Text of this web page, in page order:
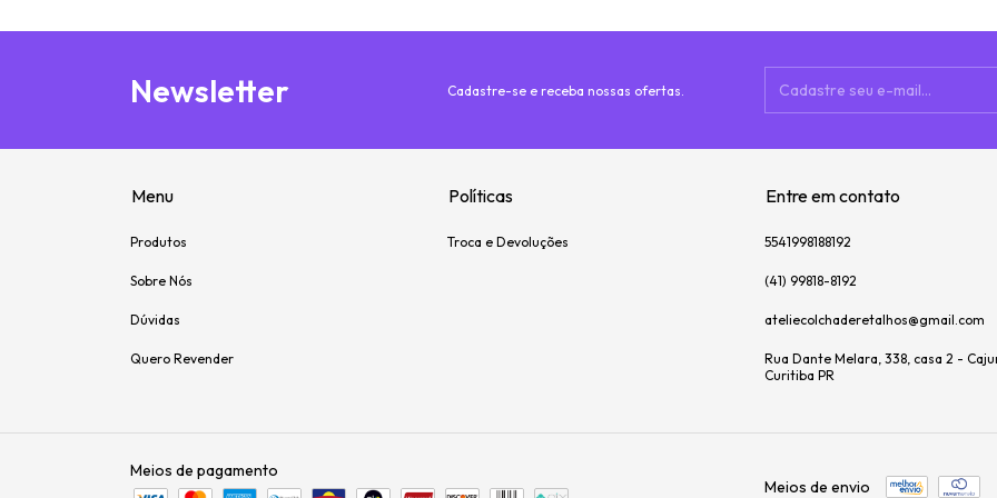
Newsletter Cadastre-se e receba nossas ofertas.
Menu
Produtos
Sobre Nós
Dúvidas
Quero Revender
Políticas
Troca e Devoluções
Entre em contato
5541998188192
(41) 99818-8192
ateliecolchaderetalhos@gmail.com
Rua Dante Melara, 338, casa 2 -
Curitiba PR
Meios de pagamento
Meios de envio